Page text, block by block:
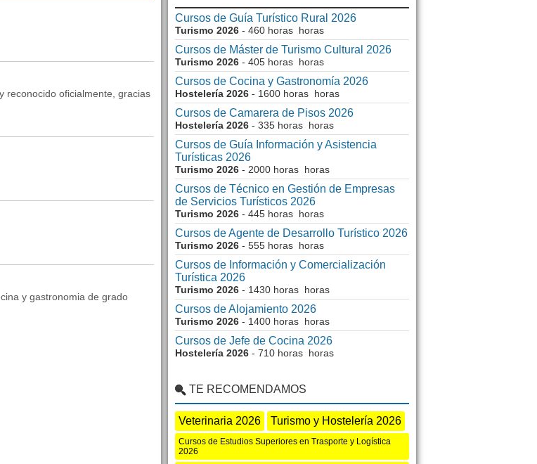
reconocido oficialmente, gracias
y gastronomia de grado
Cursos de Guía Turístico Rural 2026
Turismo 2026 - 460 horas horas
Cursos de Máster de Turismo Cultural 2026
Turismo 2026 - 405 horas horas
Cursos de Cocina y Gastronomía 2026
Hostelería 2026 - 1600 horas horas
Cursos de Camarera de Pisos 2026
Hostelería 2026 - 335 horas horas
Cursos de Guía Información y Asistencia
Turísticas 2026
Turismo 2026 - 2000 horas horas
Cursos de Técnico en Gestión de Empresas
de Servicios Turísticos 2026
Turismo 2026 - 445 horas horas
Cursos de Agente de Desarrollo Turístico 2026
Turismo 2026 - 555 horas horas
Cursos de Información y Comercialización
Turística 2026
Turismo 2026 - 1430 horas horas
Cursos de Alojamiento 2026
Turismo 2026 - 1400 horas horas
Cursos de Jefe de Cocina 2026
Hostelería 2026 - 710 horas horas
TE RECOMENDAMOS
Veterinaria 2026 Turismo y Hostelería 2026
Cursos de Estudios Superiores en Trasporte y Logística
2026